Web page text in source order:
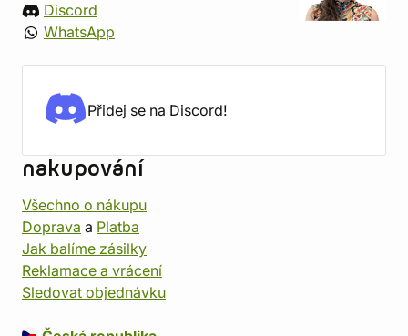
Discord
WhatsApp
Přidej se na Discord!
nakupování
Všechno o nákupu
Doprava a Platba
Jak balíme zásilky
Reklamace a vrácení
Sledovat objednávku